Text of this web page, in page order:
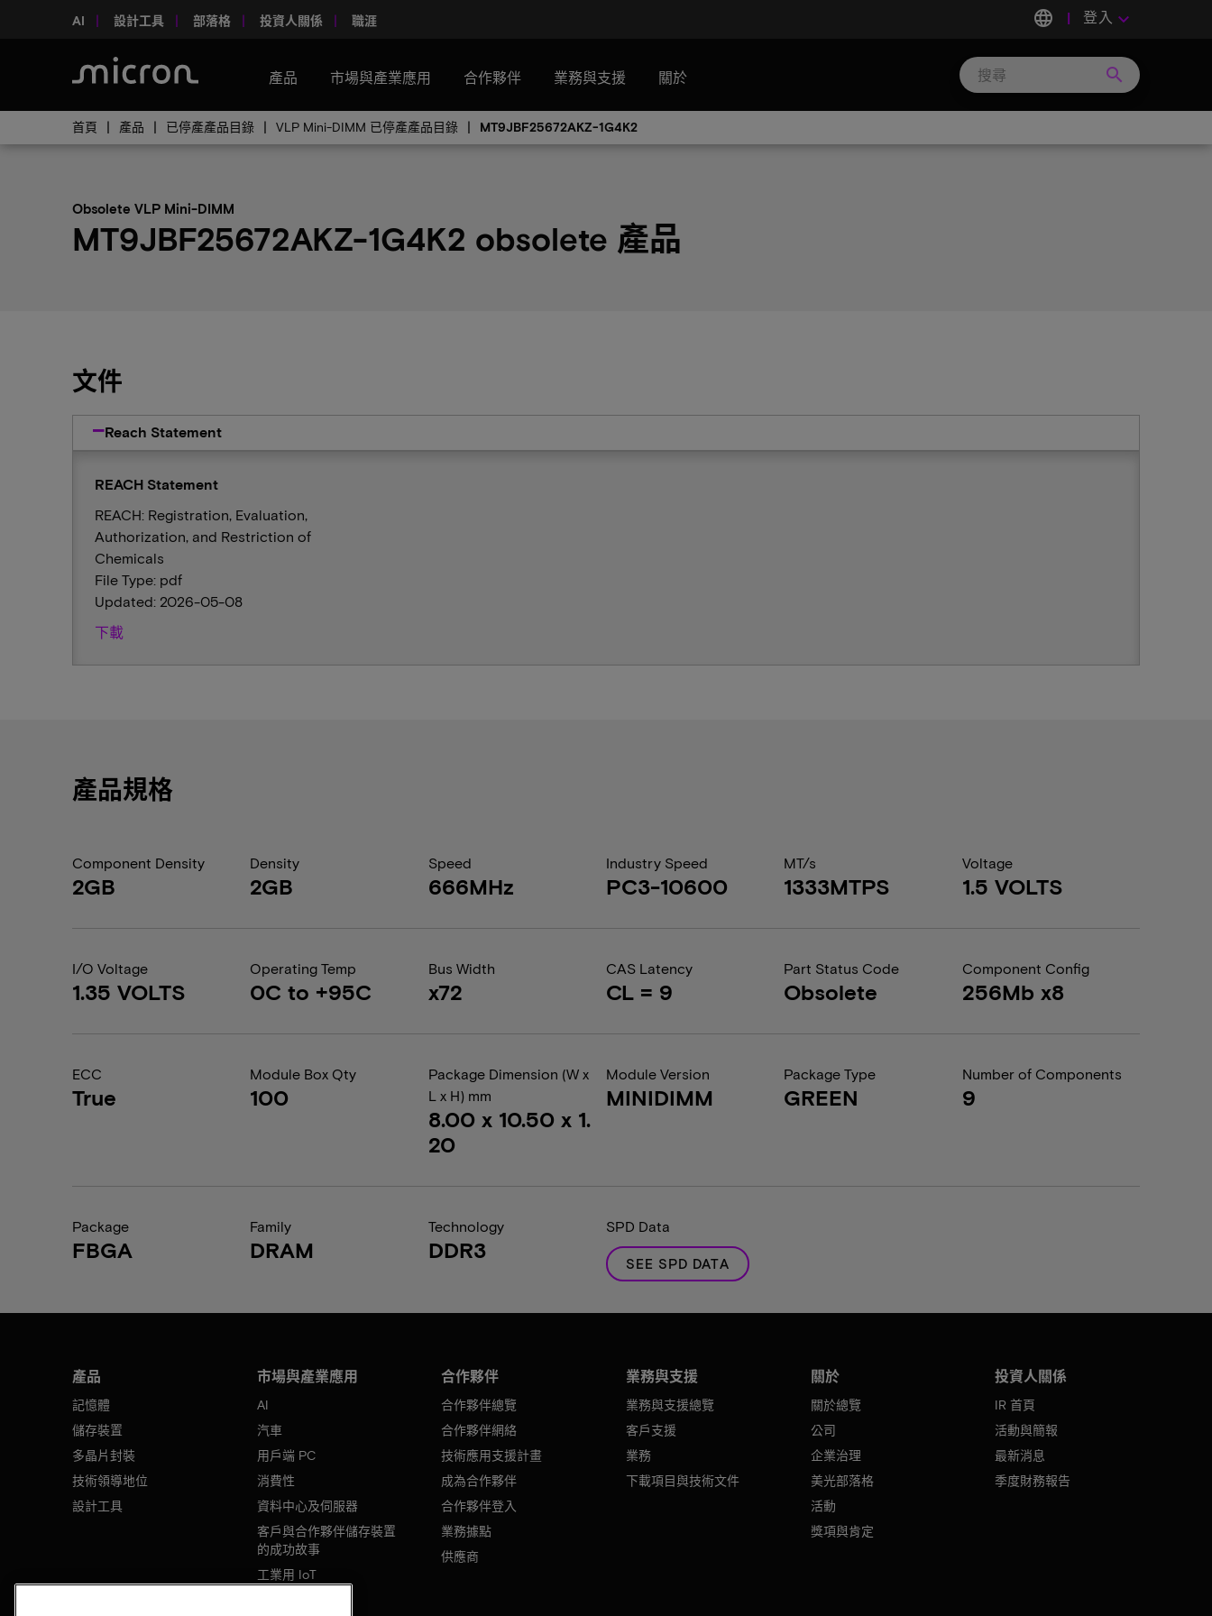
AI 設計工具 部落格 投資人關係 職涯 language 登入 keyboard_arrow_down
產品 市場與產業應用 合作夥伴 業務與支援 關於 search
首頁 產品 已停產產品目錄 VLP Mini-DIMM 已停產產品目錄 MT9JBF25672AKZ-1G4K2
Obsolete VLP Mini-DIMM
MT9JBF25672AKZ-1G4K2 obsolete 產品
文件
Reach Statement
REACH Statement
REACH: Registration, Evaluation,
Authorization, and Restriction of
Chemicals
File Type: pdf
Updated: 2026-05-08
下載
產品規格
Component Density
2GB
Density
2GB
Speed
666MHz
Industry Speed
PC3-10600
MT/s
1333MTPS
Voltage
1.5 VOLTS
I/O Voltage
1.35 VOLTS
Operating Temp
0C to +95C
Bus Width
x72
CAS Latency
CL = 9
Part Status Code
Obsolete
Component Config
256Mb x8
ECC
True
Module Box Qty
100
Package Dimension (W x
L x H) mm
8.00 x 10.50 x 1.
20
Module Version
MINIDIMM
Package Type
GREEN
Number of Components
9
Package
FBGA
Family
DRAM
Technology
DDR3
SPD Data
SEE SPD DATA
產品
記憶體
儲存裝置
多晶片封裝
技術領導地位
設計工具
市場與產業應用
AI
汽車
用戶端 PC
消費性
資料中心及伺服器
客戶與合作夥伴儲存裝置
的成功故事
工業用 IoT
合作夥伴
合作夥伴總覽
合作夥伴網絡
技術應用支援計畫
成為合作夥伴
合作夥伴登入
業務據點
供應商
業務與支援
業務與支援總覽
客戶支援
業務
下載項目與技術文件
關於
關於總覽
公司
企業治理
美光部落格
活動
獎項與肯定
投資人關係
IR 首頁
活動與簡報
最新消息
季度財務報告